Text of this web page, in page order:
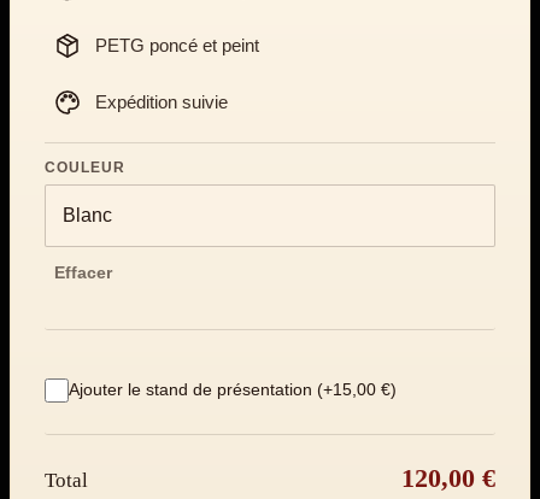
PETG poncé et peint
Expédition suivie
COULEUR
Effacer
Ajouter le stand de présentation (+15,00 €)
Total 120,00 €